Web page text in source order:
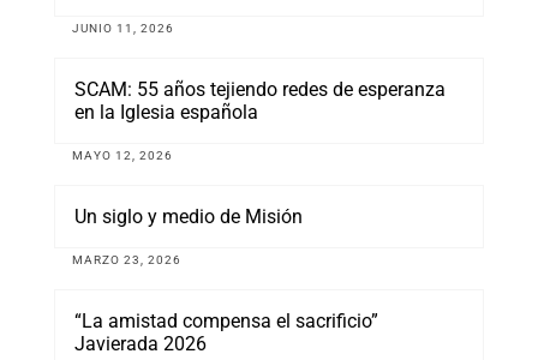
JUNIO 11, 2026
SCAM: 55 años tejiendo redes de esperanza
en la Iglesia española
MAYO 12, 2026
Un siglo y medio de Misión
MARZO 23, 2026
“La amistad compensa el sacrificio”
Javierada 2026